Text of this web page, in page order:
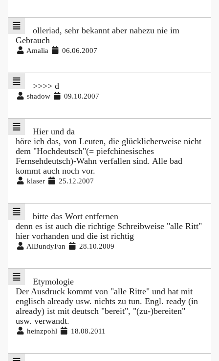
olleriad, sehr bekannt aber nahezu nie im
Gebrauch
Amalia 06.06.2007
>>>> d
shadow 09.10.2007
Hier und da
höre ich das, von Leuten, die glücklicherweise nicht
dem "Hochdeutsch"(= piefchinesisches
Fernsehdeutsch)-Wahn verfallen sind. Alle bad
kommt auch noch vor.
klaser 25.12.2007
bitte das Wort entfernen
denn es ist auch die richtige Schreibweise "alle Ritt"
hier vorhanden und die ist richtig
AlBundyFan 28.10.2009
Etymologie
Der Ausdruck kommt von "alle Ritte" und hat mit
englisch already usw. nichts zu tun. Engl. ready (in
already) ist mit deutsch "bereit", "(zu-)bereiten"
usw. verwandt.
heinzpohl 18.08.2011